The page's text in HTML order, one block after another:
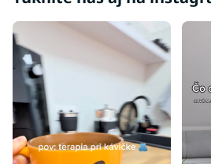
Lacné
Detské postieľky na
Detské postieľky s
Detské rozkladacie
Okrúhle